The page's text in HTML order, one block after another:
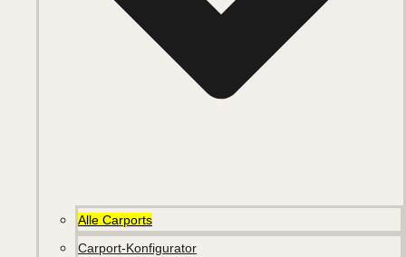
Alle Carports
Carport-Konfigurator